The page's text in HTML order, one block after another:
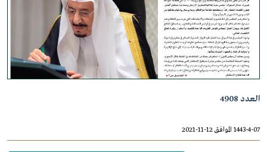
العدد 4908
1443-4-07 الموافق 12-11-2021